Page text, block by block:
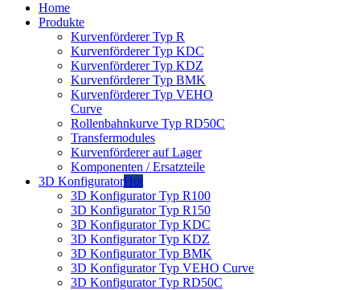
Home
Produkte
Kurvenförderer Typ R
Kurvenförderer Typ KDC
Kurvenförderer Typ KDZ
Kurvenförderer Typ BMK
Kurvenförderer Typ VEHO
Curve
Rollenbahnkurve Typ RD50C
Transfermodules
Kurvenförderer auf Lager
Komponenten / Ersatzteile
3D KonfiguratorHot
3D Konfigurator Typ R100
3D Konfigurator Typ R150
3D Konfigurator Typ KDC
3D Konfigurator Typ KDZ
3D Konfigurator Typ BMK
3D Konfigurator Typ VEHO Curve
3D Konfigurator Typ RD50C